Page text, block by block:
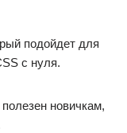
подойдет для
с нуля.
новичкам,